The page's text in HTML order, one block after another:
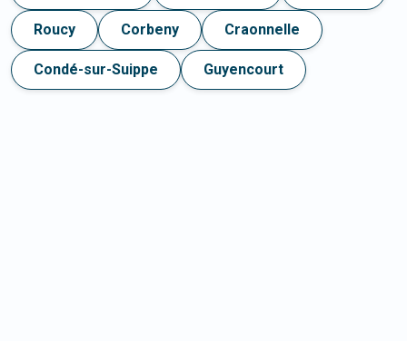
Roucy Corbeny Craonnelle
Condé-sur-Suippe Guyencourt